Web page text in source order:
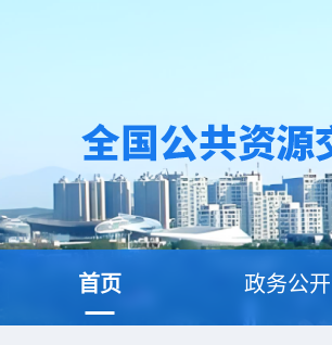
首页 政务公开